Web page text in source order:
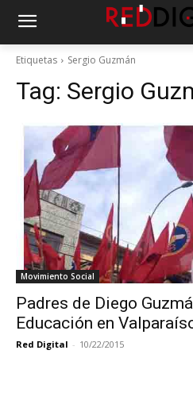
Etiquetas Sergio Guzmán
Tag: Sergio
Movimiento Social
Padres de Diego
Educación en
Red Digital - 10/22/2015